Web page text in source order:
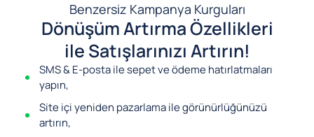
Benzersiz Kampanya Kurguları
Dönüşüm Artırma Özellikleri
ile Satışlarınızı Artırın!
SMS & E-posta ile sepet ve ödeme hatırlatmaları
yapın,
Site içi yeniden pazarlama ile görünürlüğünüzü
artırın,